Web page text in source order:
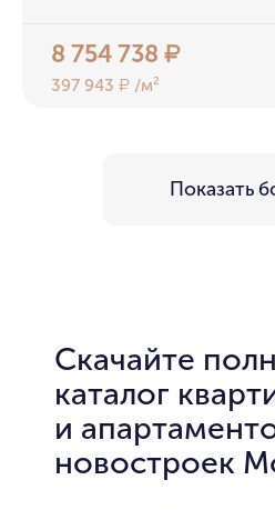
8 754 738₽
397 943₽ /м²
Показать
Скачайте
каталог
и
новостроек